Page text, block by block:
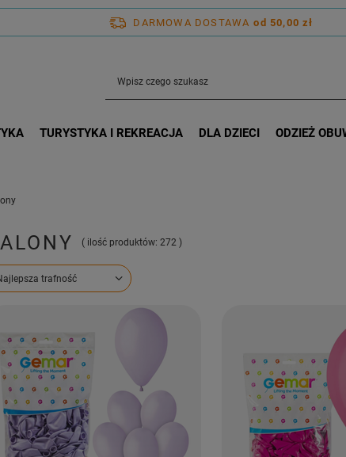
DARMOWA DOSTAWA od 50,00 zł
TURYSTYKA I REKREACJA DLA DZIECI ODZIEŻ
( ilość produktów: 272 )
sortowanie
trafność